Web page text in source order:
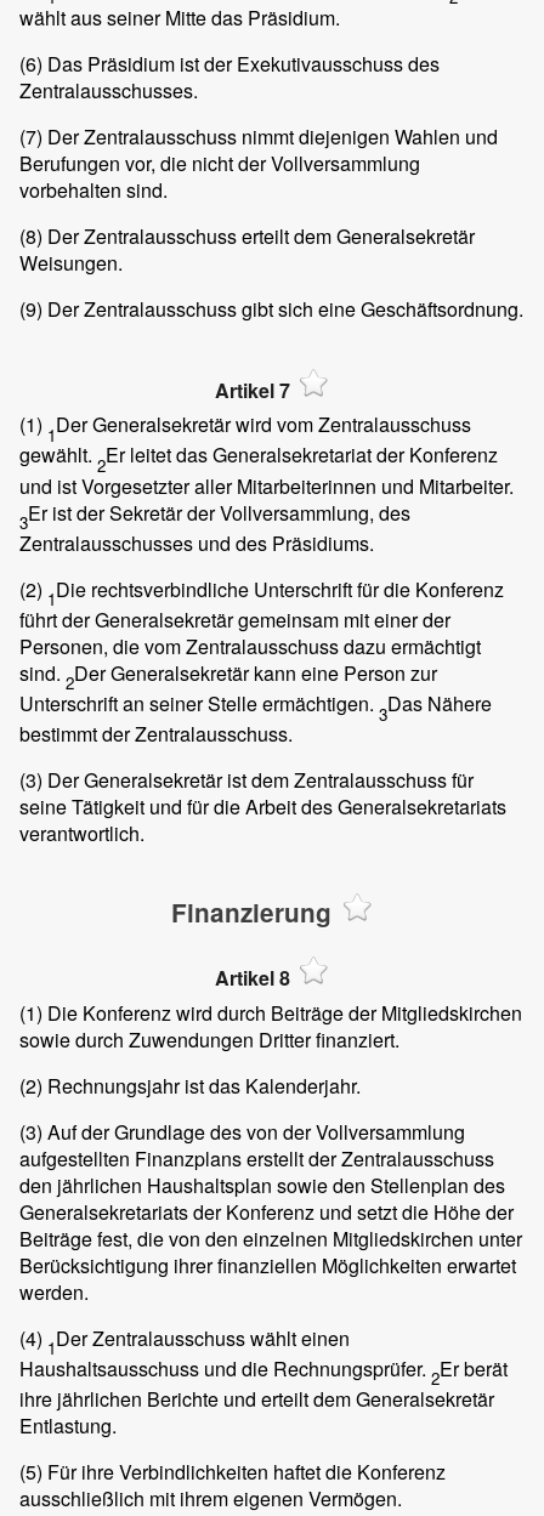
wählt aus seiner Mitte das Präsidium.
(6) Das Präsidium ist der Exekutivausschuss des
Zentralausschusses.
(7) Der Zentralausschuss nimmt diejenigen Wahlen und
Berufungen vor, die nicht der Vollversammlung
vorbehalten sind.
(8) Der Zentralausschuss erteilt dem Generalsekretär
Weisungen.
(9) Der Zentralausschuss gibt sich eine Geschäftsordnung.
Artikel 7
(1) 1Der Generalsekretär wird vom Zentralausschuss
gewählt. 2Er leitet das Generalsekretariat der Konferenz
und ist Vorgesetzter aller Mitarbeiterinnen und Mitarbeiter.
3Er ist der Sekretär der Vollversammlung, des
Zentralausschusses und des Präsidiums.
(2) 1Die rechtsverbindliche Unterschrift für die Konferenz
führt der Generalsekretär gemeinsam mit einer der
Personen, die vom Zentralausschuss dazu ermächtigt
sind. 2Der Generalsekretär kann eine Person zur
Unterschrift an seiner Stelle ermächtigen. 3Das Nähere
bestimmt der Zentralausschuss.
(3) Der Generalsekretär ist dem Zentralausschuss für
seine Tätigkeit und für die Arbeit des Generalsekretariats
verantwortlich.
Finanzierung
Artikel 8
(1) Die Konferenz wird durch Beiträge der Mitgliedskirchen
sowie durch Zuwendungen Dritter finanziert.
(2) Rechnungsjahr ist das Kalenderjahr.
(3) Auf der Grundlage des von der Vollversammlung
aufgestellten Finanzplans erstellt der Zentralausschuss
den jährlichen Haushaltsplan sowie den Stellenplan des
Generalsekretariats der Konferenz und setzt die Höhe der
Beiträge fest, die von den einzelnen Mitgliedskirchen unter
Berücksichtigung ihrer finanziellen Möglichkeiten erwartet
werden.
(4) 1Der Zentralausschuss wählt einen
Haushaltsausschuss und die Rechnungsprüfer. 2Er berät
ihre jährlichen Berichte und erteilt dem Generalsekretär
Entlastung.
(5) Für ihre Verbindlichkeiten haftet die Konferenz
ausschließlich mit ihrem eigenen Vermögen.